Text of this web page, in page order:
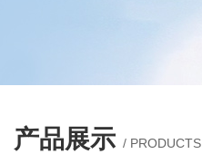
产品展示 / PRODUCTS